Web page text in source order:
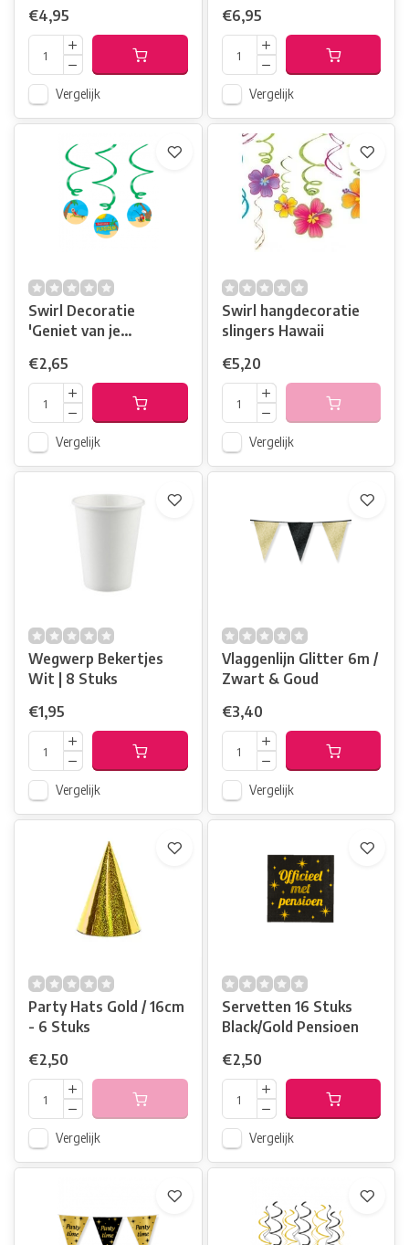
€4,95
Vergelijk
€6,95
Vergelijk
Swirl Decoratie
'Geniet van je
€2,65
Vergelijk
Swirl hangdecoratie
slingers Hawaii
€5,20
Vergelijk
Wegwerp Bekertjes
Wit | 8 Stuks
€1,95
Vergelijk
Vlaggenlijn Glitter 6m /
Zwart & Goud
€3,40
Vergelijk
Party Hats Gold / 16cm
- 6 Stuks
€2,50
Vergelijk
Servetten 16 Stuks
Black/Gold Pensioen
€2,50
Vergelijk